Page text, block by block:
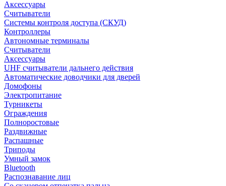
Аксессуары
Считыватели
Системы контроля доступа (СКУД)
Контроллеры
Автономные терминалы
Считыватели
Аксессуары
UHF считыватели дальнего действия
Автоматические доводчики для дверей
Домофоны
Электропитание
Турникеты
Ограждения
Полноростовые
Раздвижные
Распашные
Триподы
Умный замок
Bluetooth
Распознавание лиц